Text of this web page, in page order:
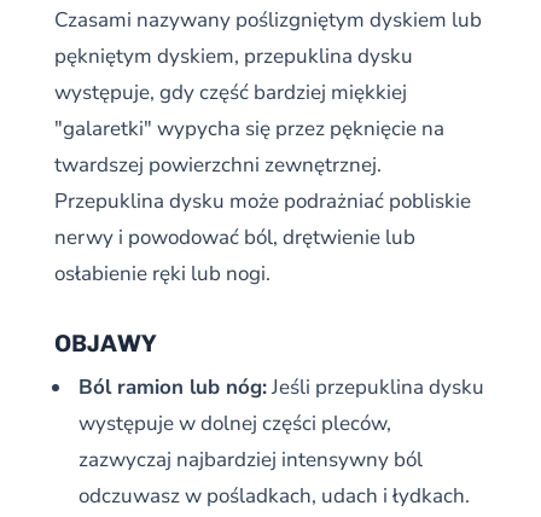
Czasami nazywany poślizgniętym dyskiem lub
pękniętym dyskiem, przepuklina dysku
występuje, gdy część bardziej miękkiej
"galaretki" wypycha się przez pęknięcie na
twardszej powierzchni zewnętrznej.
Przepuklina dysku może podrażniać pobliskie
nerwy i powodować ból, drętwienie lub
osłabienie ręki lub nogi.
OBJAWY
Ból ramion lub nóg:Jeśli przepuklina dysku
występuje w dolnej części pleców,
zazwyczaj najbardziej intensywny ból
odczuwasz w pośladkach, udach i łydkach.